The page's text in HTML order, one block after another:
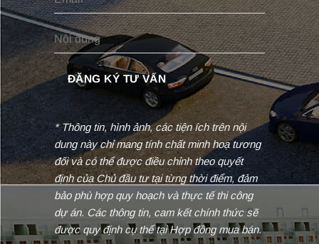
* Thông tin, hình ảnh, các tiện ích trên nội
dung này chỉ mang tính chất minh hoạ tương
đối và có thể được điều chỉnh theo quyết
định của Chủ đầu tư tại từng thời điểm, đảm
bảo phù hợp quy hoạch và thực tế thi công
dự án. Các thông tin, cam kết chính thức sẽ
được quy định cụ thể tại Hợp đồng mua bán.